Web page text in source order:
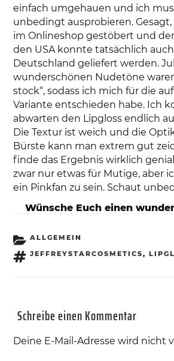
einfach umgehauen und ich
unbedingt ausprobieren.
im Onlineshop gestöbert und
den USA konnte tatsächlich
Deutschland geliefert werden.
wunderschönen Nudetöne
stock“, sodass ich mich für die
Variante entschieden habe. Ich
abwarten den Lipgloss endlich
Die Textur ist weich und die
Bürste kann man extrem gut
finde das Ergebnis wirklich
zwar nur etwas für Mutige, aber
ein Pinkfan zu sein. Schaut
Wünsche Euch einen
KATEGORIEN
ALLGEMEIN
SCHLAGWÖRTER
JEFFREYSTARCOSMETICS,
Schreibe einen Kommentar
Deine E-Mail-Adresse wird nicht